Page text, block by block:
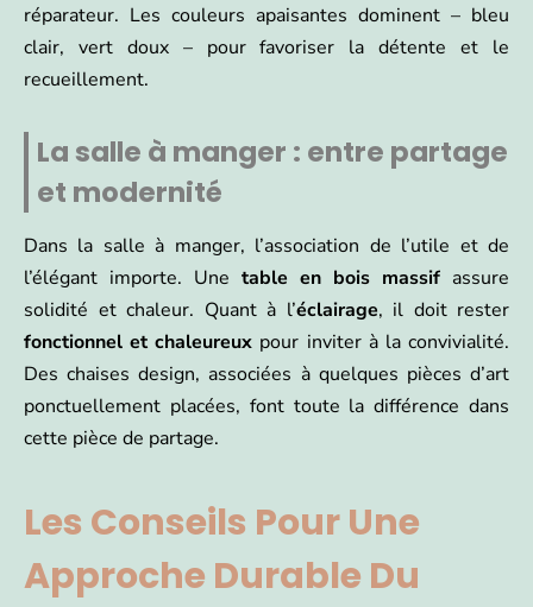
réparateur. Les couleurs apaisantes dominent – bleu
clair, vert doux – pour favoriser la détente et le
recueillement.
La salle à manger : entre partage
et modernité
Dans la salle à manger, l’association de l’utile et de
l’élégant importe. Une table en bois massif assure
solidité et chaleur. Quant à l’éclairage, il doit rester
fonctionnel et chaleureux pour inviter à la convivialité.
Des chaises design, associées à quelques pièces d’art
ponctuellement placées, font toute la différence dans
cette pièce de partage.
Les Conseils Pour Une
Approche Durable Du